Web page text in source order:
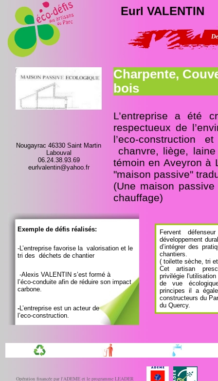
Eurl VALENTIN
Devenez
Charpente,
bois
L’entreprise a été
respectueux de
l’eco-construction
chanvre, liège,
témoin en Aveyron à
"maison passive"
(Une maison
chauffage)
Nougayrac 46330 Saint Martin
Labouval
06.24.38.93.69
eurlvalentin@yahoo.fr
Exemple de défis réalisés:
-L’entreprise favorise la valorisation et le
tri des déchets de chantier
-Alexis VALENTIN s’est formé à
l’éco-conduite afin de réduire son impact
carbone.
-L’entreprise est un acteur de
l’eco-construction.
Fervent
développement
d’intégrer des
chantiers.
( toilette sèche, tri
Cet artisan
privilégie
de vue
principes il a
constructeurs du
du Quercy.
Opération financée par l'ADEME et le programme LEADER